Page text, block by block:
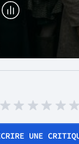
UNE